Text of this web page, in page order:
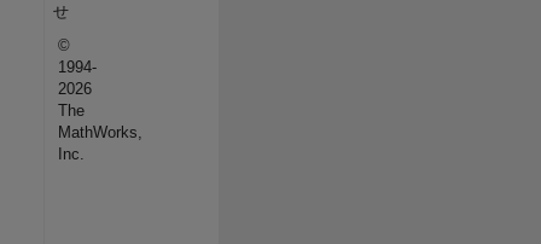
せ
©
1994-
2026
The
MathWorks,
Inc.